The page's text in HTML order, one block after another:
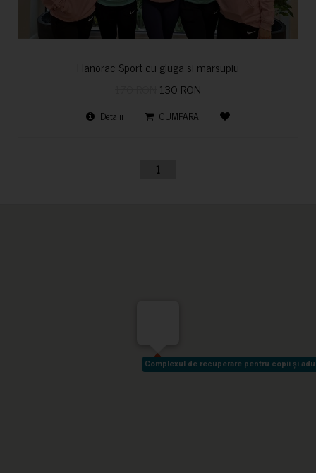
Hanorac Sport cu gluga si marsupiu
130 RON
Detalii CUMPARA
1
Complexul de recuperare pentru copii și
Complexul de recuperare pentru copii și
-